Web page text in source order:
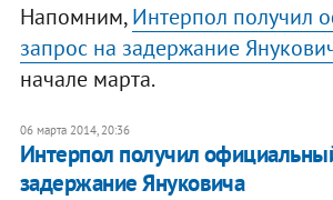
Напомним,Интерпол получил
запрос на задержание
начале марта.
06 марта 2014, 20:36
Интерпол получил
задержание Януковича